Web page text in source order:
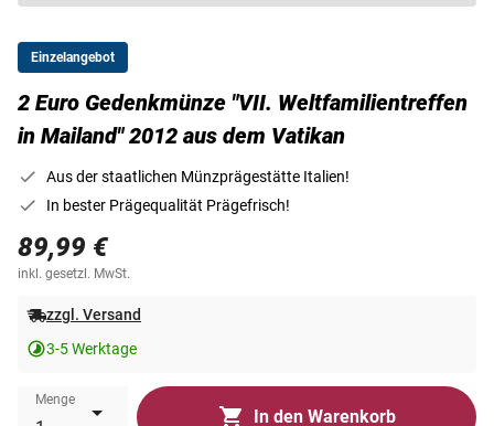
Einzelangebot
2 Euro Gedenkmünze "VII. Weltfamilientreffen
in Mailand" 2012 aus dem Vatikan
Aus der staatlichen Münzprägestätte Italien!
In bester Prägequalität Prägefrisch!
89,99 €
inkl. gesetzl. MwSt.
zzgl. Versand
3-5 Werktage
Menge
In den Warenkorb